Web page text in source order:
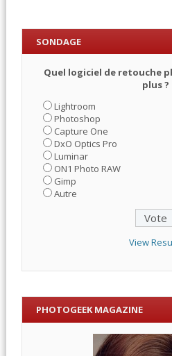
SONDAGE
Quel logiciel de retouche
plus ?
Lightroom
Photoshop
Capture One
DxO Optics Pro
Luminar
ON1 Photo RAW
Gimp
Autre
View
PHOTOGEEK MAGAZINE